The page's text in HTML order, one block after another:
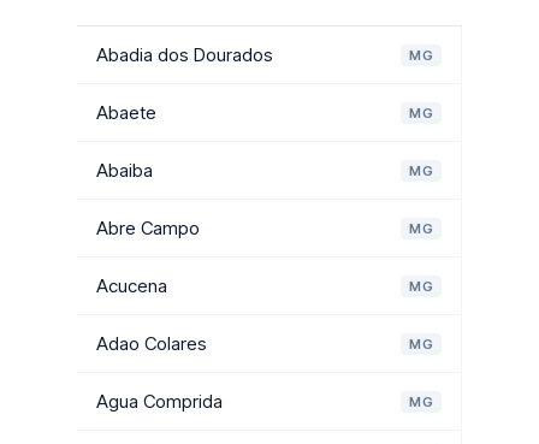
Abadia dos Dourados MG
Abaete MG
Abaiba MG
Abre Campo MG
Acucena MG
Adao Colares MG
Agua Comprida MG